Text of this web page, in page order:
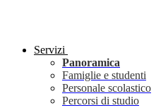
Servizi
Panoramica
Famiglie e studenti
Personale scolastico
Percorsi di studio